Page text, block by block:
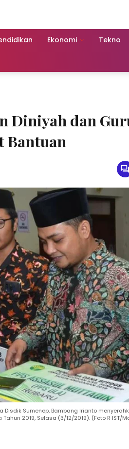
Ekonomi Tekno
Diniyah dan
Bantuan
Disdik Sumenep, Bambang Irianto
2019, Selasa (3/12/2019). (Foto R IST/